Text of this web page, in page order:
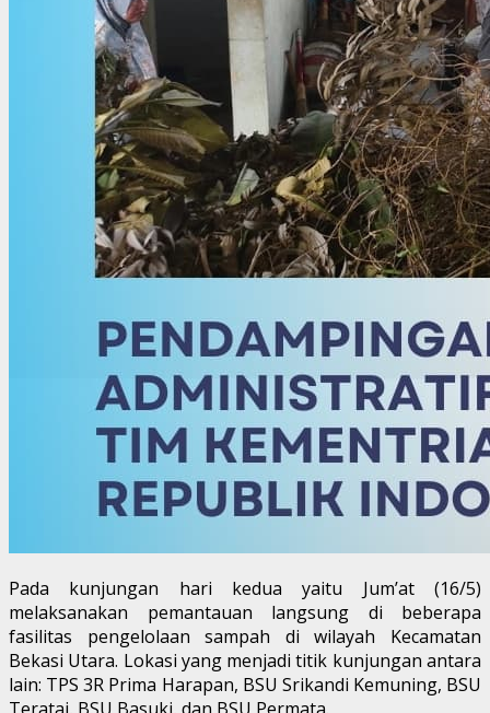
Pada kunjungan hari kedua yaitu Jum’at (16/5)
melaksanakan pemantauan langsung di beberapa
fasilitas pengelolaan sampah di wilayah Kecamatan
Bekasi Utara. Lokasi yang menjadi titik kunjungan antara
lain: TPS 3R Prima Harapan, BSU Srikandi Kemuning, BSU